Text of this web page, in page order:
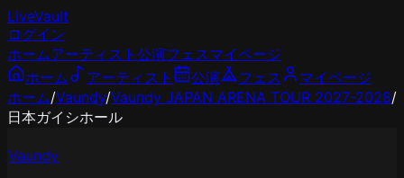
LiveVault
ログイン
ホームアーティスト 公演フェスマイページ
ホーム
アーティスト 公演 フェス
マイページ
ホーム/Vaundy/Vaundy JAPAN ARENA TOUR 2027-2028/
日本ガイシホール
Vaundy